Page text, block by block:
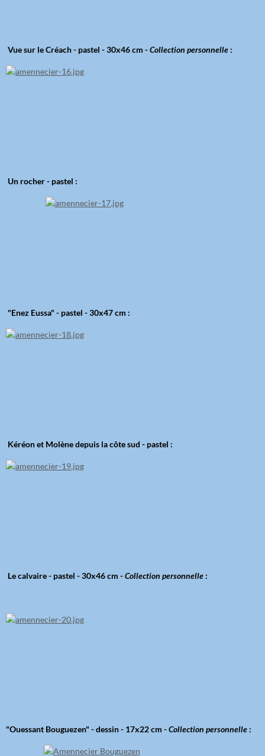
Vue sur le Créach - pastel - 30x46 cm -Collection personnelle :
Un rocher - pastel :
"Enez Eussa" - pastel - 30x47 cm :
Kéréon et Molène depuis la côte sud - pastel :
Le calvaire - pastel - 30x46 cm -Collection personnelle :
"Ouessant Bouguezen" - dessin - 17x22 cm -Collection personnelle :